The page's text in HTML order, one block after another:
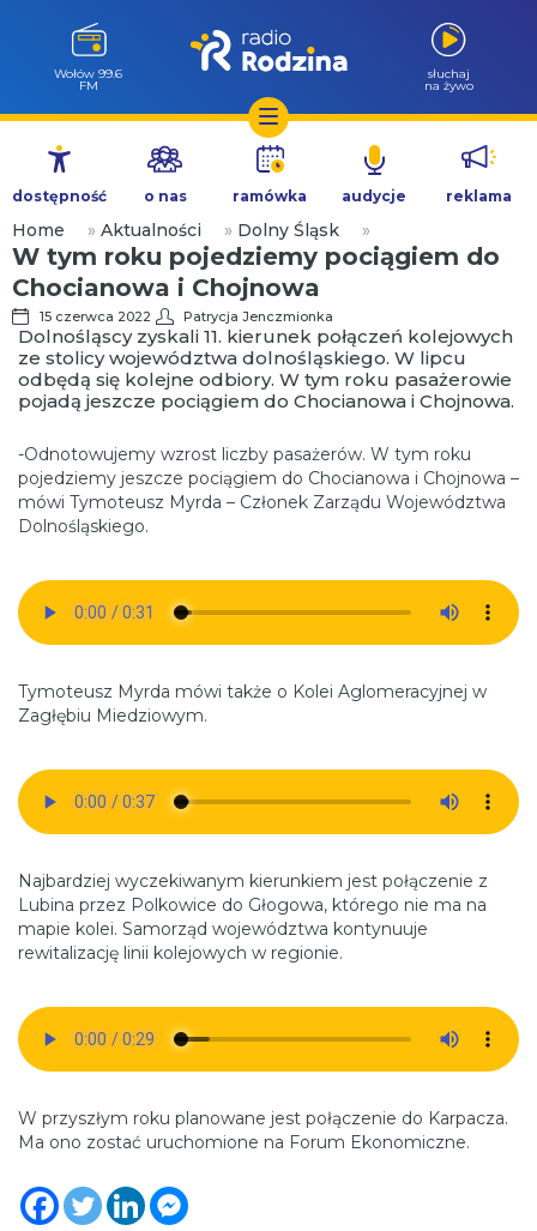
Przejdź
treści
Wołów 99.6
FM
słuchaj
na żywo
dostępność o nas ramówka audycje reklama
Home » Aktualności » Dolny Śląsk »
W tym roku pojedziemy pociągiem do
Chocianowa i Chojnowa
15 czerwca 2022 Patrycja Jenczmionka
Dolnośląscy zyskali 11. kierunek połączeń kolejowych
ze stolicy województwa dolnośląskiego. W lipcu
odbędą się kolejne odbiory. W tym roku pasażerowie
pojadą jeszcze pociągiem do Chocianowa i Chojnowa.
-Odnotowujemy wzrost liczby pasażerów. W tym roku
pojedziemy jeszcze pociągiem do Chocianowa i Chojnowa –
mówi Tymoteusz Myrda – Członek Zarządu Województwa
Dolnośląskiego.
Tymoteusz Myrda mówi także o Kolei Aglomeracyjnej w
Zagłębiu Miedziowym.
Najbardziej wyczekiwanym kierunkiem jest połączenie z
Lubina przez Polkowice do Głogowa, którego nie ma na
mapie kolei. Samorząd województwa kontynuuje
rewitalizację linii kolejowych w regionie.
W przyszłym roku planowane jest połączenie do Karpacza.
Ma ono zostać uruchomione na Forum Ekonomiczne.